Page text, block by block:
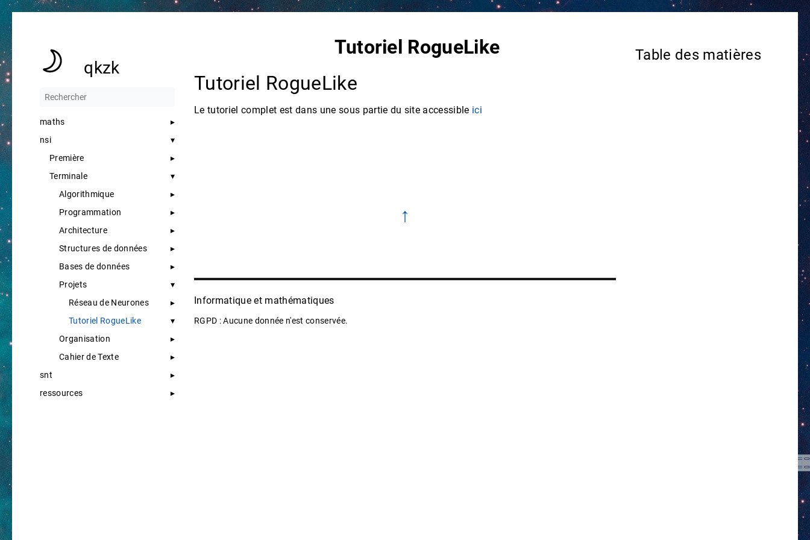
Tutoriel RogueLike
qkzk
maths
nsi
Première
Terminale
Algorithmique
Programmation
Architecture
Structures de données
Bases de données
Projets
Réseau de Neurones
Tutoriel RogueLike
Organisation
Cahier de Texte
snt
ressources
Tutoriel RogueLike
Le tutoriel complet est dans une sous partie du site accessible ici
↑
Informatique et mathématiques
RGPD : Aucune donnée n'est conservée.
Table des matières